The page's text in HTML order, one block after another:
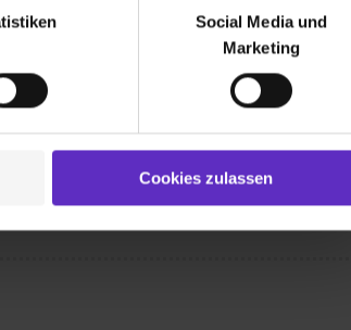
auf unsere Webseite zu analysieren
Partner für soziale Medien, Werbung
(„Social Media und Marketing“). Unsere
die du ihnen bereitgestellt hast oder die
Marketing“ bist du auch damit
oder Posts) angezeigt und hierfür
Social Media und
Marketing
Cookies zulassen